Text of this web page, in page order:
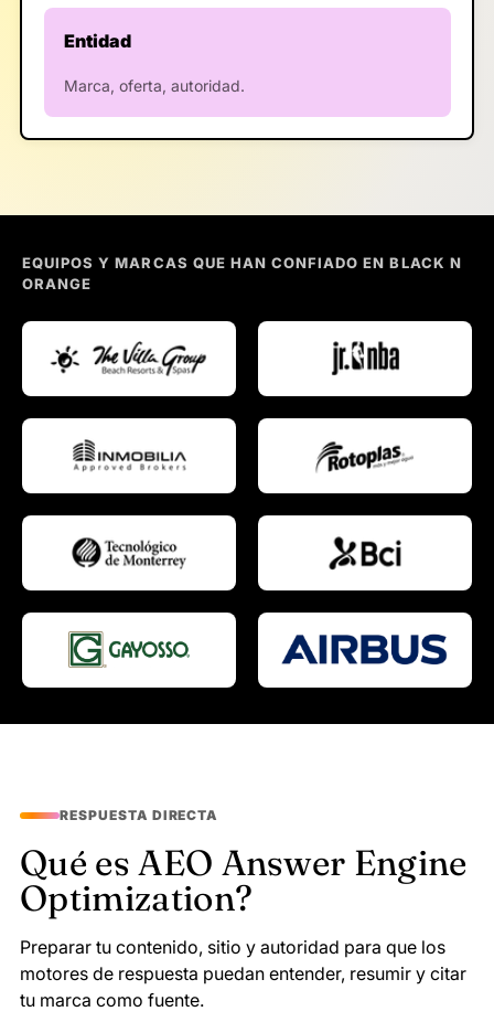
Entidad
Marca, oferta, autoridad.
EQUIPOS Y MARCAS QUE HAN CONFIADO EN BLACK N
ORANGE
RESPUESTA DIRECTA
Qué es AEO Answer Engine
Optimization?
Preparar tu contenido, sitio y autoridad para que los
motores de respuesta puedan entender, resumir y citar
tu marca como fuente.